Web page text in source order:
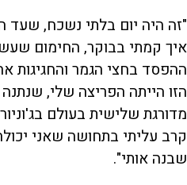
"זה היה יום בלתי נשכח, שעד
איך קמתי בבוקר, החימום
ההפסד בחצי הגמר והחגיגות
הזו הייתה הפריצה שלי, שנתנה
מדורגת שלישית בעולם
קרב עליתי בתחושה שאני
שבנה אותי".